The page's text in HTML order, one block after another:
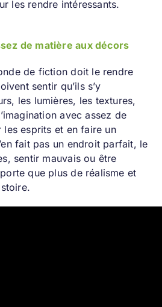
les rendre intéressants.
de matière aux décors
de fiction doit le rendre
sentir qu’ils s’y
les lumières, les textures,
avec assez de
esprits et en faire un
fait pas un endroit parfait, le
sentir mauvais ou être
que plus de réalisme et